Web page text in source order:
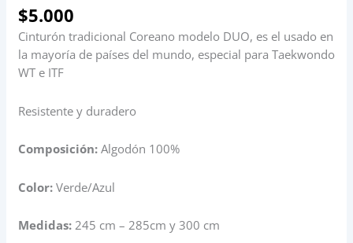
$5.000
Cinturón tradicional Coreano modelo DUO, es el usado en
la mayoría de países del mundo, especial para Taekwondo
WT e ITF
Resistente y duradero
Composición:Algodón 100%
Color:Verde/Azul
Medidas:245 cm – 285cm y 300 cm